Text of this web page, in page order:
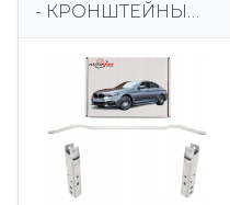
- КРОНШТЕЙНЫ
РАЗДАВЛЕНИЯ
ЛЕВАЯ ПРАВАЯ +
БАЛКА БАМПЕРА